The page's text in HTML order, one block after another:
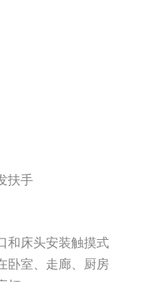
扶手
和床头安装触摸式
卧室、走廊、厨房